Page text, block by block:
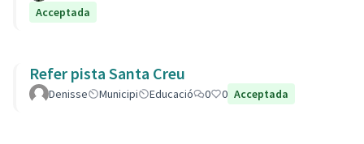
Acceptada
Refer pista Santa Creu
Denisse Municipi Educació 0 0 Acceptada